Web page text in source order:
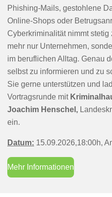
Phishing-Mails, gestohlene
Online‑Shops oder
Cyberkriminalität nimmt
mehr nur Unternehmen,
im beruflichen Alltag. Genau
selbst zu informieren und zu
Sie gerne unterstützen und
Vortragsrunde mit
Joachim Henschel,
ein.
Datum: 15.09.2026,18:00h,
Mehr Informationen